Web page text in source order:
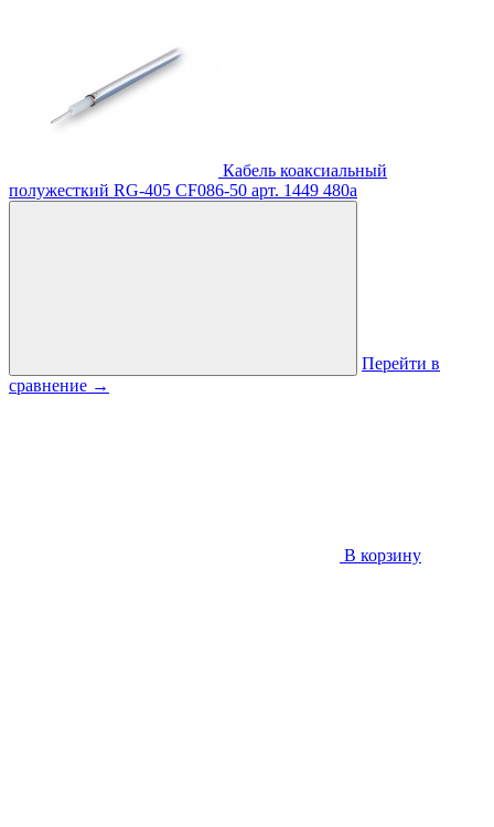
Кабель коаксиальный
полужесткий RG-405 CF086-50 арт. 1449 480a
Перейти в
сравнение →
В корзину